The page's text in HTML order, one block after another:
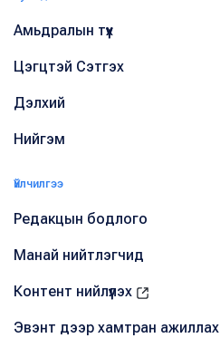
Амьдралын түүх
Цэгцтэй Сэтгэх
Дэлхий
Нийгэм
Үйлчилгээ
Редакцын бодлого
Манай нийтлэгчид
Контент нийлүүлэх
Эвэнт дээр хамтран ажиллах